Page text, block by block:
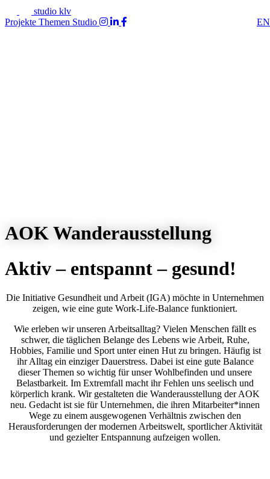
studio klv
Projekte Themen Studio EN
AOK Wanderausstellung
Aktiv – entspannt – gesund!
Die Initiative Gesundheit und Arbeit (IGA) möchte in Unternehmen
zeigen, wie eine gute Work-Life-Balance funktioniert.
Wie erleben wir unseren Arbeitsalltag? Vielen Menschen fällt es
schwer, die täglichen Belange des Lebens wie Arbeit, Ruhe,
Hobbies, Familie und Sport unter einen Hut zu bringen. Häufig ist
ihr Alltag ein einziger Dauerstress. Dabei ist eine gute Balance
dieser Themen so wichtig für unser Wohlbefinden und unsere
Belastbarkeit. Im Extremfall macht ihr Fehlen uns seelisch und
körperlich krank. Wir gestalteten die Wanderausstellung der AOK
neu. Gedacht ist sie für Unternehmen, die ihren Mitarbeiter*innen
Wege zu einem ausgewogenen Verhältnis zwischen den
Herausforderungen der modernen Arbeitswelt, sportlicher Aktivität
und gezielter Entspannung aufzeigen wollen.